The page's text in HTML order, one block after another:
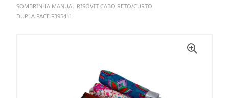
SOMBRINHA MANUAL RISOVIT CABO RETO/CURTO
DUPLA FACE F3954H